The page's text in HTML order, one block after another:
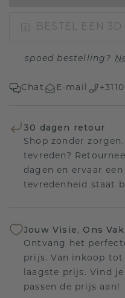
BESTEL EEN
spoed bestelling?
Chat E-mail
30 dagen retour
Shop zonder
tevreden?
dagen en ervaar
tevredenheid staat
Jouw Visie, Ons
Ontvang het
prijs. Van inkoop
laagste prijs. Vind
passen de prijs aan!